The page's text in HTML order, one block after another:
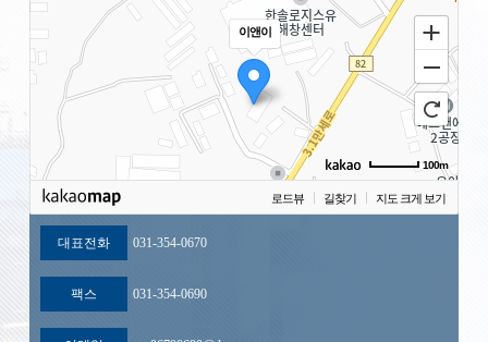
이앤이
100m
로드뷰 길찾기 지도 크게 보기
대표전화 031-354-0670
팩스 031-354-0690